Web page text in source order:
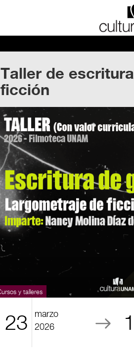
Taller de
ficción
y talleres
23
marzo
2026